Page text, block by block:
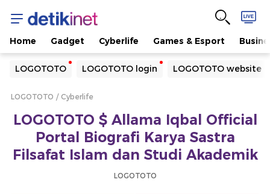
Home Gadget Cyberlife Games & Esport
LOGOTOTO LOGOTOTO login LOGOTOTO website
Yang sedang ramai dicari
Loading...
Loading...
LOGOTOTO Cyberlife
LOGOTOTO $ Allama Iqbal Official
Portal Biografi Karya Sastra
Filsafat Islam dan Studi Akademik
LOGOTOTO